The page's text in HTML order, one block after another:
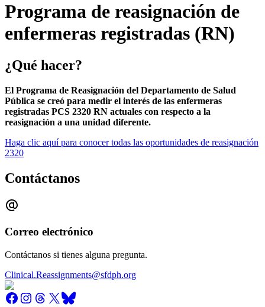
Programa de reasignación de
enfermeras registradas (RN)
¿Qué hacer?
El Programa de Reasignación del Departamento de Salud
Pública se creó para medir el interés de las enfermeras
registradas PCS 2320 RN actuales con respecto a la
reasignación a una unidad diferente.
Haga clic aquí para conocer todas las oportunidades de reasignación
2320
Contáctanos
Correo electrónico
Contáctanos si tienes alguna pregunta.
Clinical.Reassignments@sfdph.org